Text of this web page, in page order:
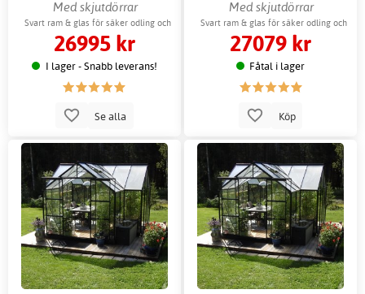
Med skjutdörrar
Svart ram & glas för säker odling och
uterum
26995 kr
I lager - Snabb leverans!
Se alla
Med skjutdörrar
Svart ram & glas för säker odling och
uterum
27079 kr
Fåtal i lager
Köp